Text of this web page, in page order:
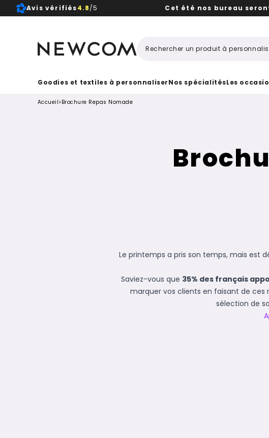
Avis vérifiés4.8/5 Cet été nos bureau
Goodies et textiles à personnaliserNos spécialitésLes
Accueil>Brochure Repas Nomade
Le printemps a pris son temps, mais est
Saviez-vous que 35% des français
marquer vos clients en faisant de ces
sélection de